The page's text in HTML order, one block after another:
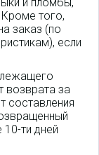
того,
заказ (по
если
возврата за
составления
10-ти дней